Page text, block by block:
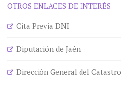
OTROS ENLACES DE INTERÉS
Cita Previa DNI
Diputación de Jaén
Dirección General del Catastro